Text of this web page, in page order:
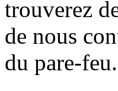
trouverez
de nous
du pare-feu.